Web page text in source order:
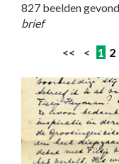
827 beelden
brief
<< < 1 2